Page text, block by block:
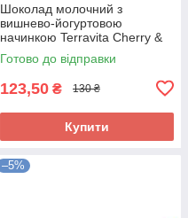
Шоколад молочний з
вишнево-йогуртовою
начинкою Terravita Cherry &
Yoghurt 235 г Польща
Готово до відправки
123,50 ₴ 130 ₴
Купити
–5%